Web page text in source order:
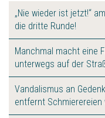
„Nie wieder ist jetzt!“
die dritte Runde!
Manchmal macht eine
unterwegs auf der
Vandalismus an
entfernt Schmierereien